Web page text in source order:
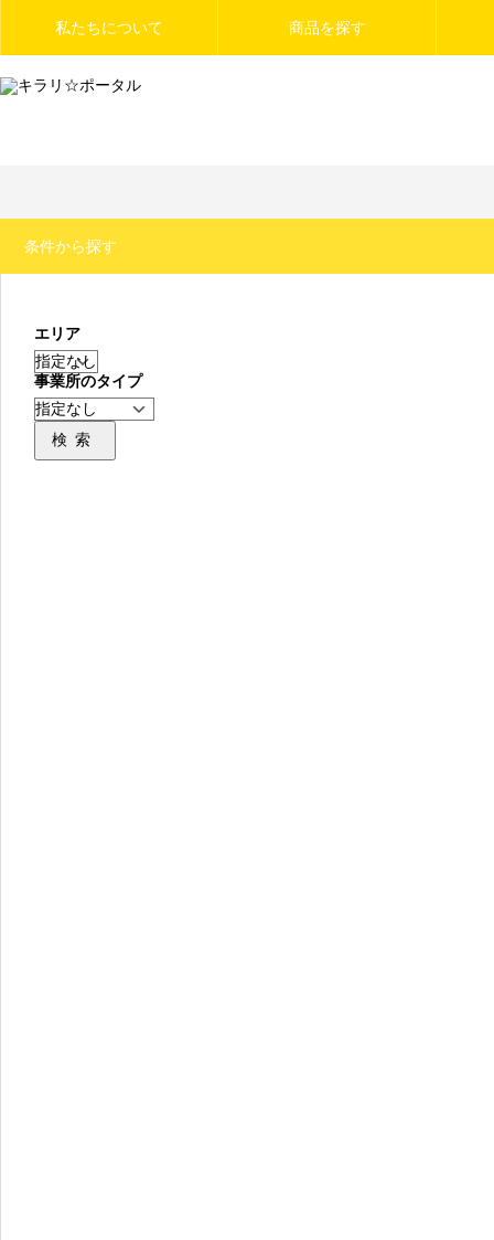
私たちについて 商品を探す
条件から探す
エリア
事業所のタイプ
検索